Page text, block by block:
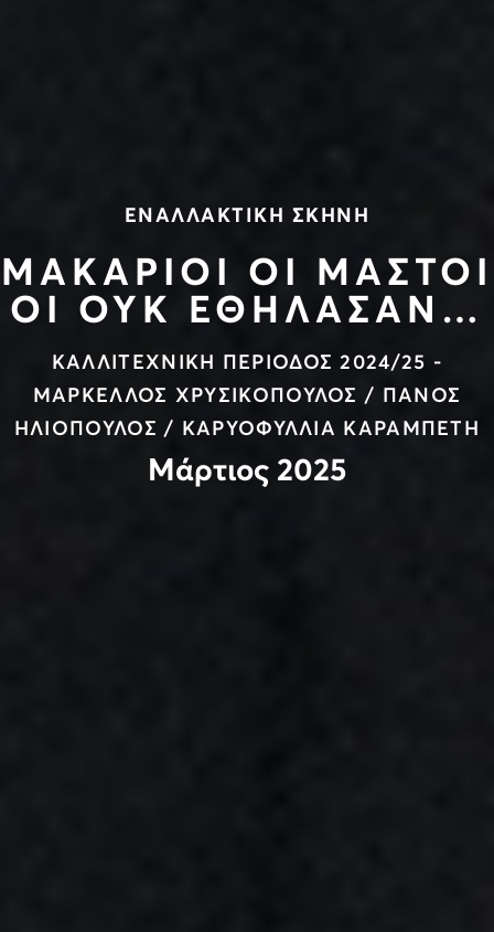
ΕΝΑΛΛΑΚΤΙΚΗ ΣΚΗΝΗ
ΜΑΚΑΡΙΟΙ ΟΙ ΜΑΣΤΟΙ
ΟΙ ΟΥΚ ΕΘΗΛΑΣΑΝ…
ΚΑΛΛΙΤΕΧΝΙΚΗ ΠΕΡΙΟΔΟΣ 2024/25 -
ΜΑΡΚΕΛΛΟΣ ΧΡΥΣΙΚΟΠΟΥΛΟΣ / ΠΑΝΟΣ
ΗΛΙΟΠΟΥΛΟΣ / ΚΑΡΥΟΦΥΛΛΙΑ ΚΑΡΑΜΠΕΤΗ
Μάρτιος 2025